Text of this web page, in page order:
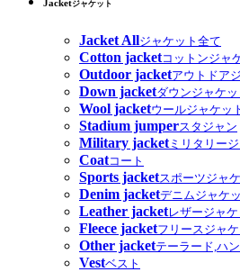
Jacketジャケット
Jacket Allジャケット全て
Cotton jacketコットンジャ
Outdoor jacketアウトドア
Down jacketダウンジャケッ
Wool jacketウールジャケッ
Stadium jumperスタジャン
Military jacketミリタリー
Coatコート
Sports jacketスポーツジャ
Denim jacketデニムジャケ
Leather jacketレザージャケ
Fleece jacketフリースジャケ
Other jacketテーラード,ハ
Vestベスト